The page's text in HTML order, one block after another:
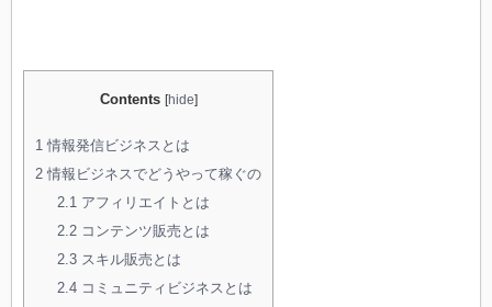
Contents [hide]
1 情報発信ビジネスとは
2 情報ビジネスでどうやって稼ぐの
2.1アフィリエイトとは
2.2コンテンツ販売とは
2.3スキル販売とは
2.4コミュニティビジネスとは